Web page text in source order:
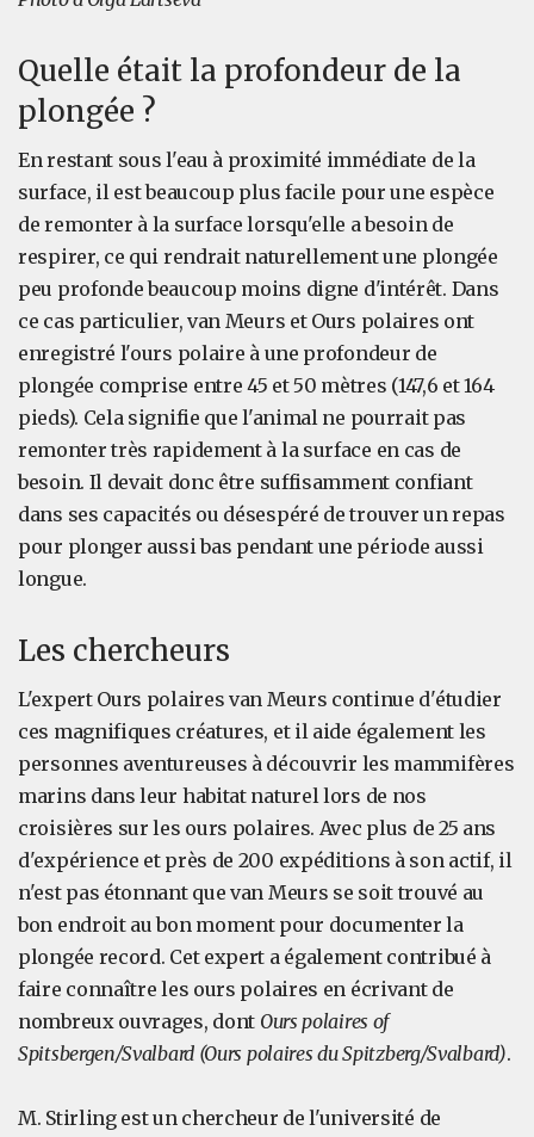
Quelle était la profondeur de la
plongée ?
En restant sous l'eau à proximité immédiate de la
surface, il est beaucoup plus facile pour une espèce
de remonter à la surface lorsqu'elle a besoin de
respirer, ce qui rendrait naturellement une plongée
peu profonde beaucoup moins digne d'intérêt. Dans
ce cas particulier, van Meurs et Ours polaires ont
enregistré l'ours polaire à une profondeur de
plongée comprise entre 45 et 50 mètres (147,6 et 164
pieds). Cela signifie que l'animal ne pourrait pas
remonter très rapidement à la surface en cas de
besoin. Il devait donc être suffisamment confiant
dans ses capacités ou désespéré de trouver un repas
pour plonger aussi bas pendant une période aussi
longue.
Les chercheurs
L'expert Ours polaires van Meurs continue d'étudier
ces magnifiques créatures, et il aide également les
personnes aventureuses à découvrir les mammifères
marins dans leur habitat naturel lors de nos
croisières sur les ours polaires. Avec plus de 25 ans
d'expérience et près de 200 expéditions à son actif, il
n'est pas étonnant que van Meurs se soit trouvé au
bon endroit au bon moment pour documenter la
plongée record. Cet expert a également contribué à
faire connaître les ours polaires en écrivant de
nombreux ouvrages, dont Ours polaires of
Spitsbergen/Svalbard (Ours polaires du Spitzberg/Svalbard).
M. Stirling est un chercheur de l'université de